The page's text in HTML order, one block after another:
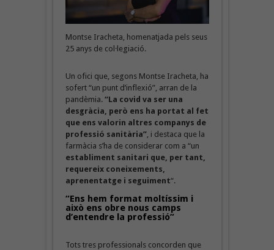
Montse Iracheta, homenatjada pels seus
25 anys de col·legiació.
Un ofici que, segons Montse Iracheta, ha
sofert “un punt d’inflexió”, arran de la
pandèmia. “La covid va ser una
desgràcia, però ens ha portat al fet
que ens valorin altres companys de
professió sanitària”, i destaca que la
farmàcia s’ha de considerar com a “un
establiment sanitari que, per tant,
requereix coneixements,
aprenentatge i seguiment“.
“Ens hem format moltíssim i
això ens obre nous camps
d’entendre la professió”
Tots tres professionals concorden que